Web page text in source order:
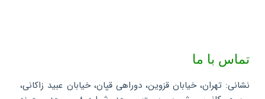
تماس با ما
نشانی: تهران، خیابان قزوین، دوراهی قپان، خیابان عبید زاکانی،